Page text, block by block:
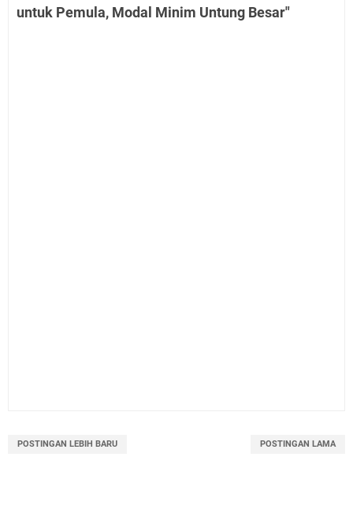
untuk Pemula, Modal Minim Untung Besar"
POSTINGAN LEBIH BARU POSTINGAN LAMA